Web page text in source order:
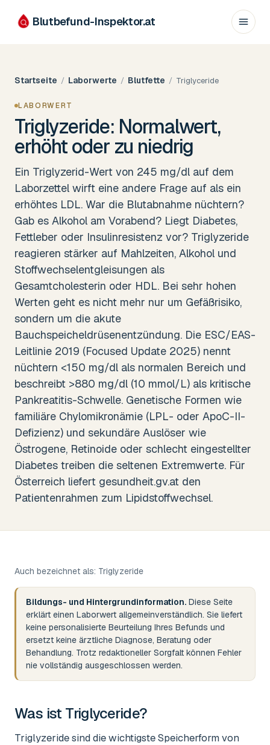
Blutbefund-Inspektor.at
Startseite / Laborwerte / Blutfette / Triglyceride
LABORWERT
Triglyzeride: Normalwert,
erhöht oder zu niedrig
Ein Triglyzerid-Wert von 245 mg/dl auf dem
Laborzettel wirft eine andere Frage auf als ein
erhöhtes LDL. War die Blutabnahme nüchtern?
Gab es Alkohol am Vorabend? Liegt Diabetes,
Fettleber oder Insulinresistenz vor? Triglyzeride
reagieren stärker auf Mahlzeiten, Alkohol und
Stoffwechselentgleisungen als
Gesamtcholesterin oder HDL. Bei sehr hohen
Werten geht es nicht mehr nur um Gefäßrisiko,
sondern um die akute
Bauchspeicheldrüsenentzündung. Die ESC/EAS-
Leitlinie 2019 (Focused Update 2025) nennt
nüchtern <150 mg/dl als normalen Bereich und
beschreibt >880 mg/dl (10 mmol/L) als kritische
Pankreatitis-Schwelle. Genetische Formen wie
familiäre Chylomikronämie (LPL- oder ApoC-II-
Defizienz) und sekundäre Auslöser wie
Östrogene, Retinoide oder schlecht eingestellter
Diabetes treiben die seltenen Extremwerte. Für
Österreich liefert gesundheit.gv.at den
Patientenrahmen zum Lipidstoffwechsel.
Auch bezeichnet als: Triglyzeride
Bildungs- und Hintergrundinformation. Diese Seite
erklärt einen Laborwert allgemeinverständlich. Sie liefert
keine personalisierte Beurteilung Ihres Befunds und
ersetzt keine ärztliche Diagnose, Beratung oder
Behandlung. Trotz redaktioneller Sorgfalt können Fehler
nie vollständig ausgeschlossen werden.
Was ist Triglyceride?
Triglyzeride sind die wichtigste Speicherform von